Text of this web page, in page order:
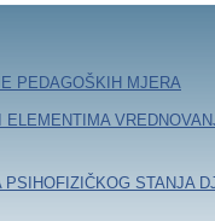
PEDAGOŠKIH MJERA
STANJA